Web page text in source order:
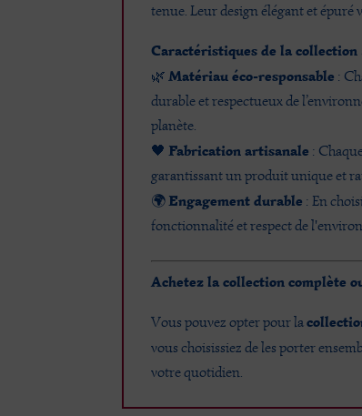
tenue. Leur design élégant et
Caractéristiques de la collection
🌿Matériau éco-responsable :
durable et respectueux de
planète.
🖤Fabrication artisanale :
garantissant un produit unique et
🌍Engagement durable : En
fonctionnalité et respect de
Achetez la collection complète
Vous pouvez opter pour la
vous choisissiez de les porter
votre quotidien.